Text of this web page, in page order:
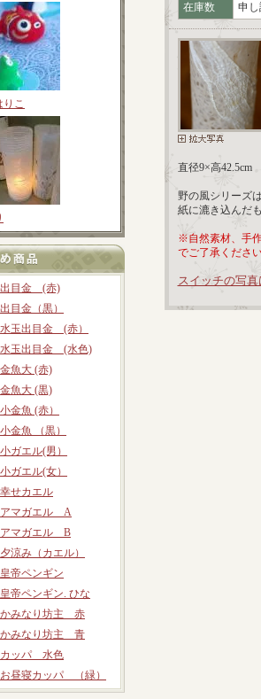
りこ
出目金 (赤)
出目金（黒）
水玉出目金 (赤）
水玉出目金 (水色)
金魚大 (赤)
金魚大 (黒)
小金魚 (赤）
小金魚 （黒）
小ガエル(男）
小ガエル(女）
幸せカエル
アマガエル A
アマガエル B
夕涼み（カエル）
皇帝ペンギン
皇帝ペンギン. ひな
かみなり坊主 赤
かみなり坊主 青
カッパ 水色
お昼寝カッパ （緑）
在庫数
申
直径9×高
野の風シリーズ
紙に漉き込んだ
※自然素材、手
でご了承くださ
スイッチの写